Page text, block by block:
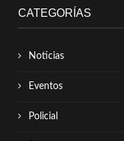
CATEGORÍAS
Noticias
Eventos
Policial